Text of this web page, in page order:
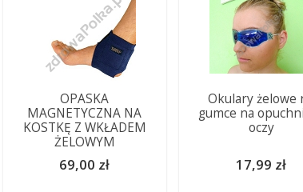
OPASKA
MAGNETYCZNA NA
KOSTKĘ Z WKŁADEM
ŻELOWYM
69,00 zł
Okulary żelowe
gumce na
oczy
17,99 zł